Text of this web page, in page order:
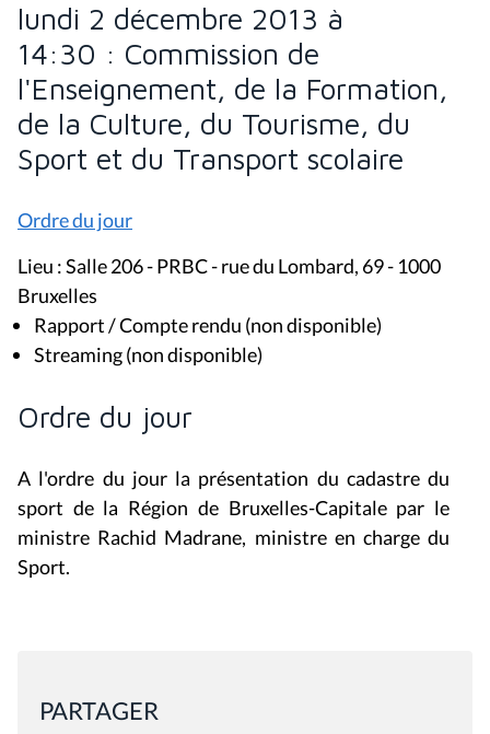
lundi 2 décembre 2013 à
14:30 : Commission de
l'Enseignement, de la Formation,
de la Culture, du Tourisme, du
Sport et du Transport scolaire
Ordre du jour
Lieu : Salle 206 - PRBC - rue du Lombard, 69 - 1000
Bruxelles
Rapport / Compte rendu (non disponible)
Streaming (non disponible)
Ordre du jour
A l'ordre du jour la présentation du cadastre du
sport de la Région de Bruxelles-Capitale par le
ministre Rachid Madrane, ministre en charge du
Sport.
PARTAGER